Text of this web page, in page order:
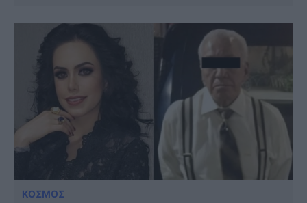
ΚΟΣΜΟΣ